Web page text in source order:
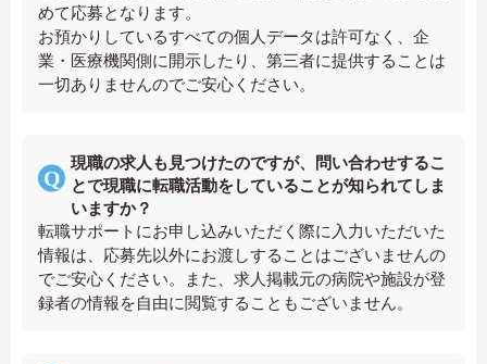
めて応募となります。
お預かりしているすべての個人データは許可なく、企
業・医療機関側に開示したり、第三者に提供することは
一切ありませんのでご安心ください。
現職の求人も見つけたのですが、問い合わせするこ
とで現職に転職活動をしていることが知られてしま
いますか？
転職サポートにお申し込みいただく際に入力いただいた
情報は、応募先以外にお渡しすることはございませんの
でご安心ください。また、求人掲載元の病院や施設が登
録者の情報を自由に閲覧することもございません。